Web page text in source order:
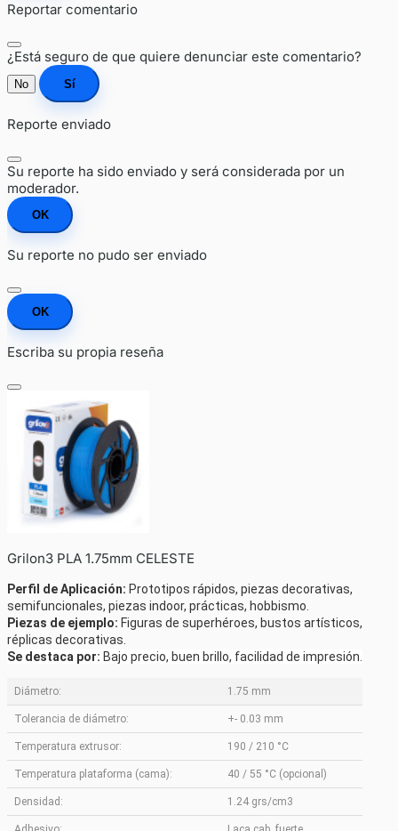
Reportar comentario
¿Está seguro de que quiere denunciar este comentario?
No Sí
Reporte enviado
Su reporte ha sido enviado y será considerada por un
moderador.
OK
Su reporte no pudo ser enviado
OK
Escriba su propia reseña
Grilon3 PLA 1.75mm CELESTE
Perfil de Aplicación: Prototipos rápidos, piezas decorativas,
semifuncionales, piezas indoor, prácticas, hobbismo.
Piezas de ejemplo: Figuras de superhéroes, bustos artísticos,
réplicas decorativas.
Se destaca por: Bajo precio, buen brillo, facilidad de impresión.
Diámetro: 1.75 mm
Tolerancia de diámetro: +- 0.03 mm
Temperatura extrusor: 190 / 210 °C
Temperatura plataforma (cama): 40 / 55 °C (opcional)
Densidad: 1.24 grs/cm3